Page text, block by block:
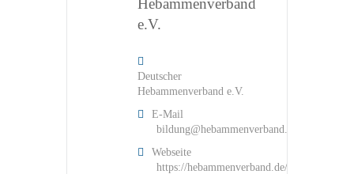
Deutscher
Hebammenverband e.V.
E-Mail
bildung@hebammenverband.de
Webseite
https://hebammenverband.de/hebamme-